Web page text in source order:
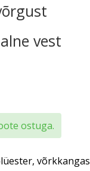
vest
ostuga.
võrkkangas